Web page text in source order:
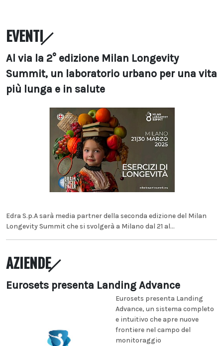
EVENTI
Al via la 2° edizione Milan Longevity
Summit, un laboratorio urbano per una vita
più lunga e in salute
Edra S.p.A sarà media partner della seconda edizione del Milan
Longevity Summit che si svolgerà a Milano dal 21 al...
AZIENDE
Eurosets presenta Landing Advance
Eurosets presenta Landing
Advance, un sistema completo
e intuitivo che apre nuove
frontiere nel campo del
monitoraggio